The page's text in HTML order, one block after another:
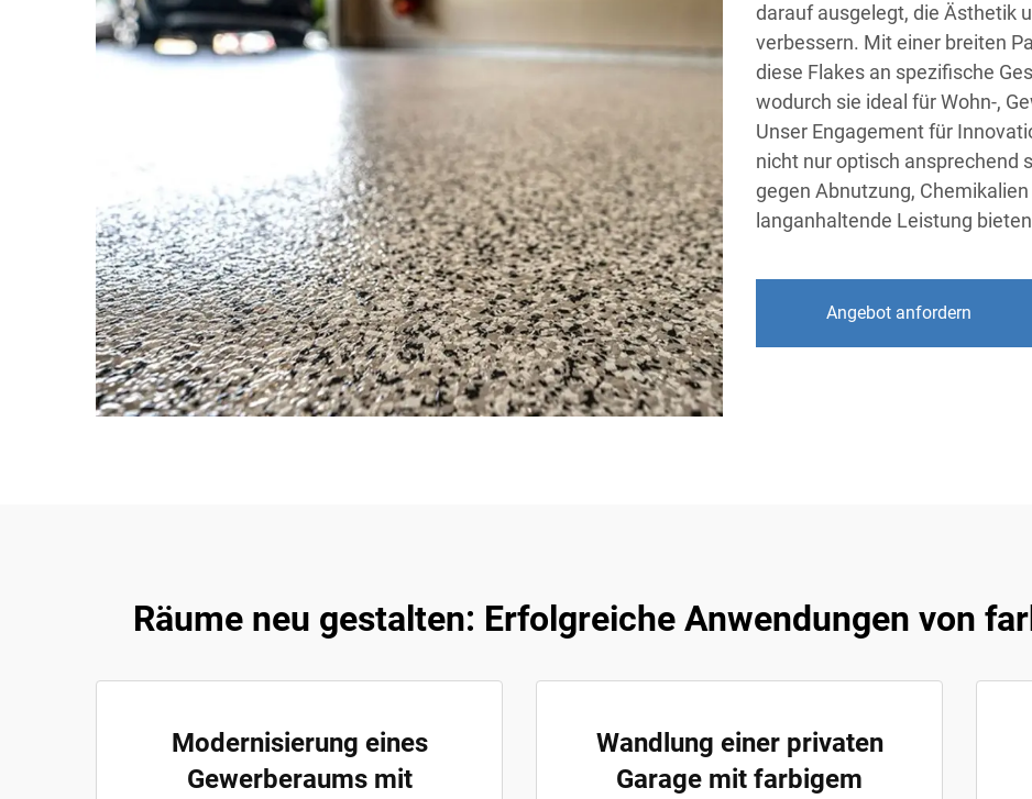
darauf ausgelegt, die Ästhetik
verbessern. Mit einer breiten
diese Flakes an spezifische
wodurch sie ideal für Wohn-,
Unser Engagement für
nicht nur optisch ansprechend
gegen Abnutzung,
langanhaltende Leistung
Angebot anfordern
Räume neu gestalten: Erfolgreiche Anwendungen von
Modernisierung eines
Gewerberaums mit
Wandlung einer privaten
Garage mit farbigem